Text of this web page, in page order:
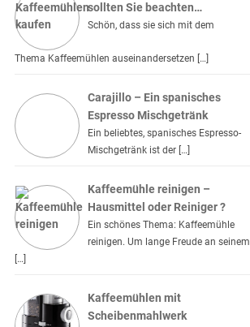
sollten Sie beachten…
Schön, dass sie sich mit dem
Thema Kaffeemühlen auseinandersetzen […]
Carajillo – Ein spanisches
Espresso Mischgetränk
Ein beliebtes, spanisches Espresso-
Mischgetränk ist der […]
Kaffeemühle reinigen –
Hausmittel oder Reiniger ?
Ein schönes Thema: Kaffeemühle
reinigen. Um lange Freude an seinem
[…]
Kaffeemühlen mit
Scheibenmahlwerk